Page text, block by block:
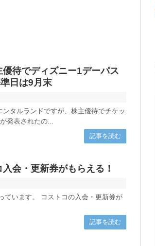
待でディズニー1デーパス
日は9月末
タルランドですが、株主優待でチケッ
発表されたの...
記事を読む
会・更新券がもらえる！
ています。 コストコの入会・更新券が
記事を読む